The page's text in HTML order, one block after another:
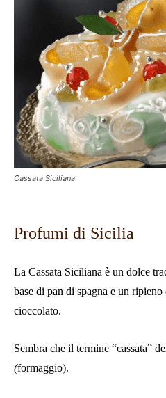
Cassata Siciliana
Profumi di Sicilia
La Cassata Siciliana è un dolce
base di pan di spagna e un ripieno
cioccolato.
Sembra che il termine “cassata”
(formaggio).